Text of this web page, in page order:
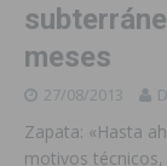
meses
27/08/2013
Zapata: «Hasta
motivos técnicos,